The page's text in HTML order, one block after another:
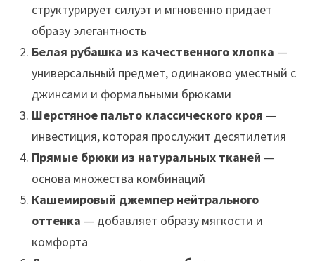
структурирует силуэт и мгновенно придает
образу элегантность
Белая рубашка из качественного хлопка —
универсальный предмет, одинаково уместный с
джинсами и формальными брюками
Шерстяное пальто классического кроя —
инвестиция, которая прослужит десятилетия
Прямые брюки из натуральных тканей —
основа множества комбинаций
Кашемировый джемпер нейтрального
оттенка — добавляет образу мягкости и
комфорта